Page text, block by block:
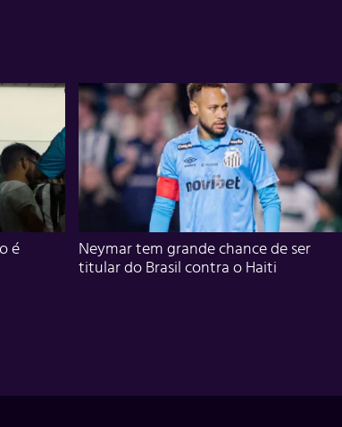
é
Neymar tem grande chance de ser
titular do Brasil contra o Haiti